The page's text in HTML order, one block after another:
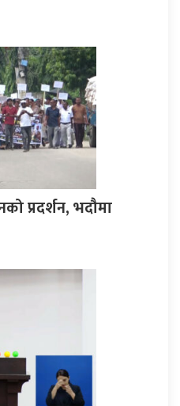
प्रदर्शन, भदौमा